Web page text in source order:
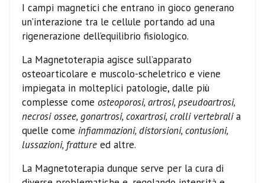
I campi magnetici che entrano in gioco generano
un’interazione tra le cellule portando ad una
rigenerazione dell’equilibrio fisiologico.
La Magnetoterapia agisce sull’apparato
osteoarticolare e muscolo-scheletrico e viene
impiegata in molteplici patologie, dalle più
complesse come osteoporosi, artrosi, pseudoartrosi,
necrosi ossee, gonartrosi, coxartrosi, crolli vertebralia
quelle come infiammazioni, distorsioni, contusioni,
lussazioni, fratture ed altre.
La Magnetoterapia dunque serve per la cura di